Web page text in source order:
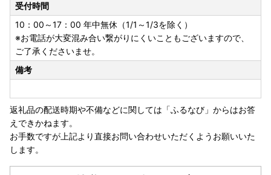
◆アイリスオーヤマ製品について◆
※「組み立て不要」の記載がないものは、お客様組み立てと
なっております。（工具は入っておりません）
※メーカー保証は、アイリスオーヤマの規定に準じます。
（詳細はアイリスオーヤマ公式HP内「お客様サポート・お
問合せ」で検索ください）
明書を保管ください。
※保証期間の開始日は、返礼品のお届け日から対象といたし
ます。
※保証適用外品もありますことご承知おきください。
※未開封・未使用であっても、メーカー保証の期間は変わり
ません
受付時間
10：00～17：00 年中無休（1/1～1/3を除く）
※お電話が大変混み合い繋がりにくいこともございますので、
ご了承くださいませ。
備考
返礼品の配送時期や不備などに関しては「ふるなび」からはお答
えできかねます。
お手数ですが上記より直接お問い合わせいただくようお願いいた
します。